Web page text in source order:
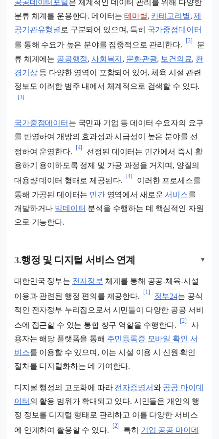
공공데이터포털은 체계적인 데이터 관리를 위해 다양한
분류 체계를 운용한다. 데이터는테마별, 카테고리별,제
공기관유형별로 구분되어 있으며, 특히 국가중점데이터
를 통해 수요가 높은 분야를 집중적으로 관리한다.
[3]
분
류 체계에는 공공행정, 사회복지 , 문화관광, 보건의료, 환
경기상등 다양한 영역이 포함되어 있어, 체육 시설 관련
정보도 이러한 범주 내에서 체계적으로 검색할 수 있다.
[3]
국가중점데이터 는 국민과 기업 등 데이터 수요자의 요구
를 반영하여 개방의 효과성과 시급성이 높은 분야를 선
정하여 운영한다.
[4]
선정된 데이터는 민간에서 즉시 활
용하기 용이하도록 정제 및 가공 과정을 거치며, 양질의
대용량 데이터 형태로 제공된다.
[4]
이러한 프로세스를
통해 가공된 데이터는 민간영역에서 새로운서비스를
개발하거나 빅데이터 분석을 수행하는 데 핵심적인 자원
으로 기능한다.
3.행정 및 디지털 서비스 연계 ▾
대한민국 정부는 전자정부 체계를 통해 공공-체육-시설
이용과 관련된 행정 편의를 제공한다.
[1]
정부24는 공식
적인 전자정부 누리집으로서 시민들이 다양한 공공 서비
스에 접근할 수 있는 통합 창구 역할을 수행한다.
[2]
사
용자는 해당 플랫폼을 통해 주민등록증 모바일 확인 서
비스를 이용할 수 있으며, 이는 시설 이용 시 신원 확인
절차를 디지털화하는 데 기여한다.
디지털 행정의 고도화에 따라 전자증명서 와 공공 마이데
이터 의 활용 범위가 확대되고 있다. 시민들은 개인의 행
정 정보를 디지털 형태로 관리하고 이를 다양한 서비스
에 연계하여 활용할 수 있다.
[2]
특히 기업 공공 마이데